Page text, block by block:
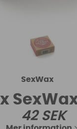
SexWax
42SEK